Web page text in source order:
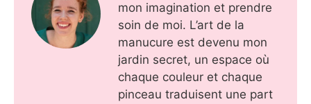
mon imagination et prendre
soin de moi. L’art de la
manucure est devenu mon
jardin secret, un espace où
chaque couleur et chaque
pinceau traduisent une part